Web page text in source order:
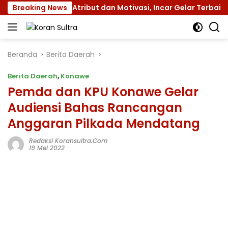
Langsung
ke
konten
Breaking News
XII dengan Atribut dan Motivasi, Incar Gelar Terbaik di
Beranda Berita Daerah
Berita Daerah, Konawe
Pemda dan KPU Konawe Gelar
Audiensi Bahas Rancangan
Anggaran Pilkada Mendatang
Redaksi Koransultra.com
19 Mei 2022